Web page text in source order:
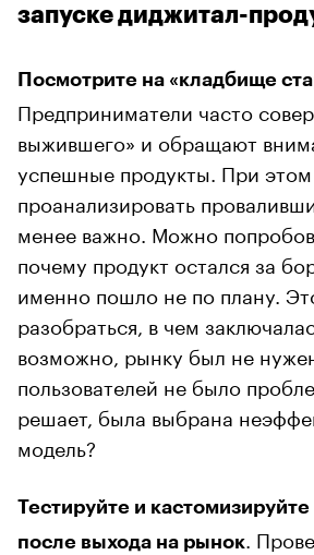
запуске диджитал-
Посмотрите на «кладбище
Предприниматели часто
выжившего» и обращают
успешные продукты. При этом
проанализировать
менее важно. Можно
почему продукт остался за
именно пошло не по плану.
разобраться, в чем
возможно, рынку был не
пользователей не было
решает, была выбрана
модель?
Тестируйте и
после выхода на рынок
.